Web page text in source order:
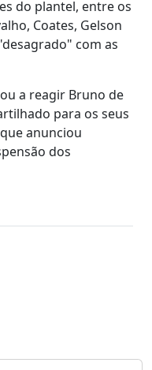
do plantel, entre os
Coates, Gelson
com as
a reagir Bruno de
para os seus
anunciou
dos